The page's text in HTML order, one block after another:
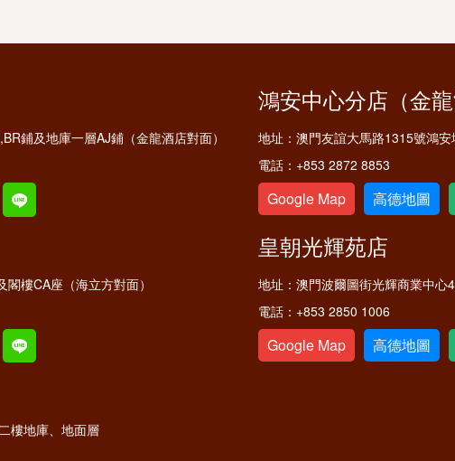
鋪及地庫一層AJ鋪（金龍酒店對面）
鴻安中心分店（金龍
地址： 澳門友誼大馬路1315號鴻安
電話： +853 2872 8853
Google Map 高德地圖
樓CA座（海立方對面）
皇朝光輝苑店
地址： 澳門波爾圖街光輝商業中心
電話： +853 2850 1006
Google Map 高德地圖
樓地庫、地面層